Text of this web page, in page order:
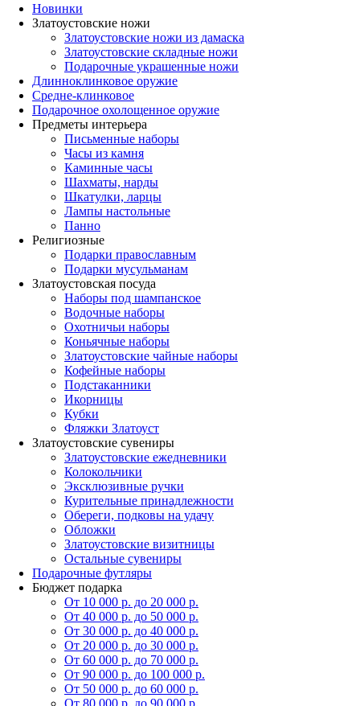
Новинки
Златоустовские ножи
Златоустовские ножи из дамаска
Златоустовские складные ножи
Подарочные украшенные ножи
Длинноклинковое оружие
Средне-клинковое
Подарочное охолощенное оружие
Предметы интерьера
Письменные наборы
Часы из камня
Каминные часы
Шахматы, нарды
Шкатулки, ларцы
Лампы настольные
Панно
Религиозные
Подарки православным
Подарки мусульманам
Златоустовская посуда
Наборы под шампанское
Водочные наборы
Охотничьи наборы
Коньячные наборы
Златоустовские чайные наборы
Кофейные наборы
Подстаканники
Икорницы
Кубки
Фляжки Златоуст
Златоустовские сувениры
Златоустовские ежедневники
Колокольчики
Эксклюзивные ручки
Курительные принадлежности
Обереги, подковы на удачу
Обложки
Златоустовские визитницы
Остальные сувениры
Подарочные футляры
Бюджет подарка
От 10 000 р. до 20 000 р.
От 40 000 р. до 50 000 р.
От 30 000 р. до 40 000 р.
От 20 000 р. до 30 000 р.
От 60 000 р. до 70 000 р.
От 90 000 р. до 100 000 р.
От 50 000 р. до 60 000 р.
От 80 000 р. до 90 000 р.